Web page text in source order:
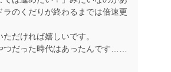
ラのくだりが終わるまでは倍速更
だければ嬉しいです。
つだった時代はあったんです……